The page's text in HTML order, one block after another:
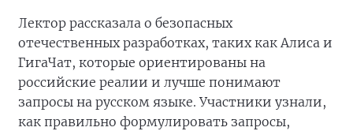
Лектор рассказала о безопасных
отечественных разработках, таких как Алиса и
ГигаЧат, которые ориентированы на
российские реалии и лучше понимают
запросы на русском языке. Участники узнали,
как правильно формулировать запросы,